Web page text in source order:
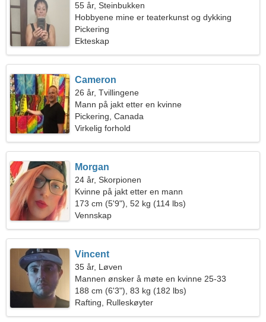
55 år, Steinbukken
Hobbyene mine er teaterkunst og dykking
Pickering
Ekteskap
Cameron
26 år, Tvillingene
Mann på jakt etter en kvinne
Pickering, Canada
Virkelig forhold
Morgan
24 år, Skorpionen
Kvinne på jakt etter en mann
173 cm (5'9"), 52 kg (114 lbs)
Vennskap
Vincent
35 år, Løven
Mannen ønsker å møte en kvinne 25-33
188 cm (6'3"), 83 kg (182 lbs)
Rafting, Rulleskøyter